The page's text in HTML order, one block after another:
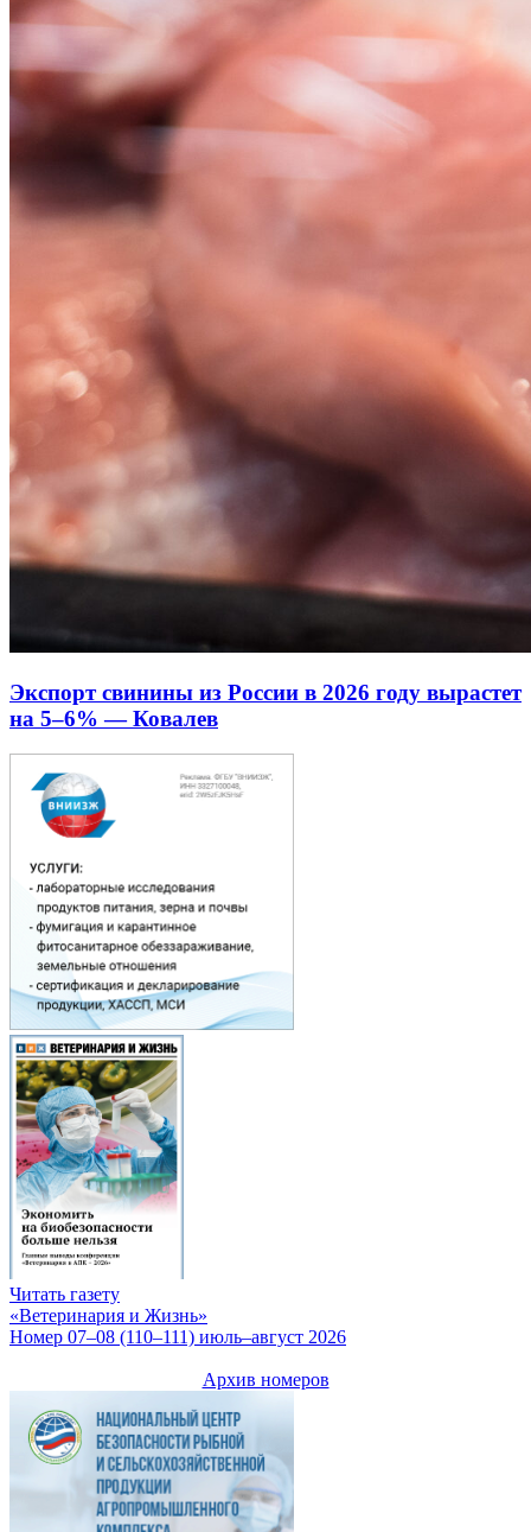
Экспорт свинины из России в 2026 году вырастет
на 5–6% — Ковалев
Читать газету
«Ветеринария и Жизнь»
Номер 07–08 (110–111) июль–август 2026
Архив номеров